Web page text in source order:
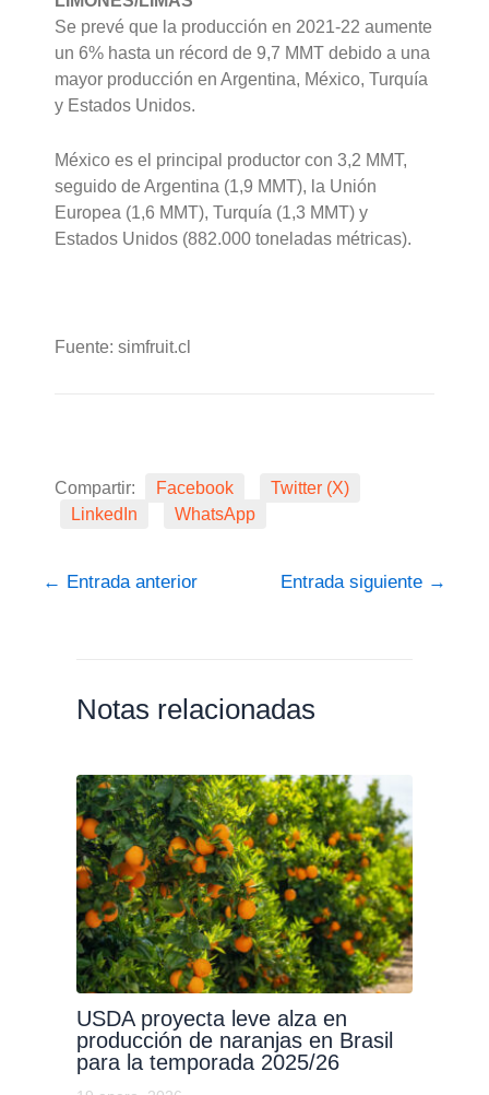
Se prevé que la producción en 2021-22 aumente
un 6% hasta un récord de 9,7 MMT debido a una
mayor producción en Argentina, México, Turquía
y Estados Unidos.
México es el principal productor con 3,2 MMT,
seguido de Argentina (1,9 MMT), la Unión
Europea (1,6 MMT), Turquía (1,3 MMT) y
Estados Unidos (882.000 toneladas métricas).
Fuente: simfruit.cl
Compartir: Facebook
Twitter (X)
LinkedIn
WhatsApp
← Entrada anterior Entrada siguiente →
Notas relacionadas
USDA proyecta leve alza en
producción de naranjas en Brasil
para la temporada 2025/26